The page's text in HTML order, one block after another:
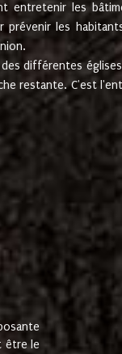
entretenir les
prévenir les
différentes
restante. C'est
être le